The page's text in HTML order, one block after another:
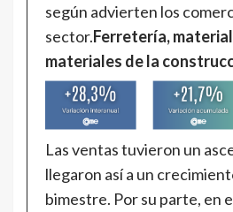
según advierten los
sector.Ferretería,
materiales de la
Las ventas tuvieron un
llegaron así a un
bimestre. Por su parte, en